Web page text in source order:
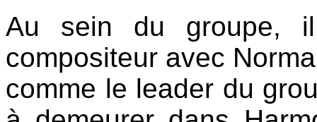
Au sein du groupe,
compositeur avec
comme le leader du